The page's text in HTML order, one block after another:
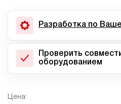
Разработка по
Проверить
оборудованием
Цена: